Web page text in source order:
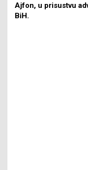
Ajfon, u prisustvu
BiH.